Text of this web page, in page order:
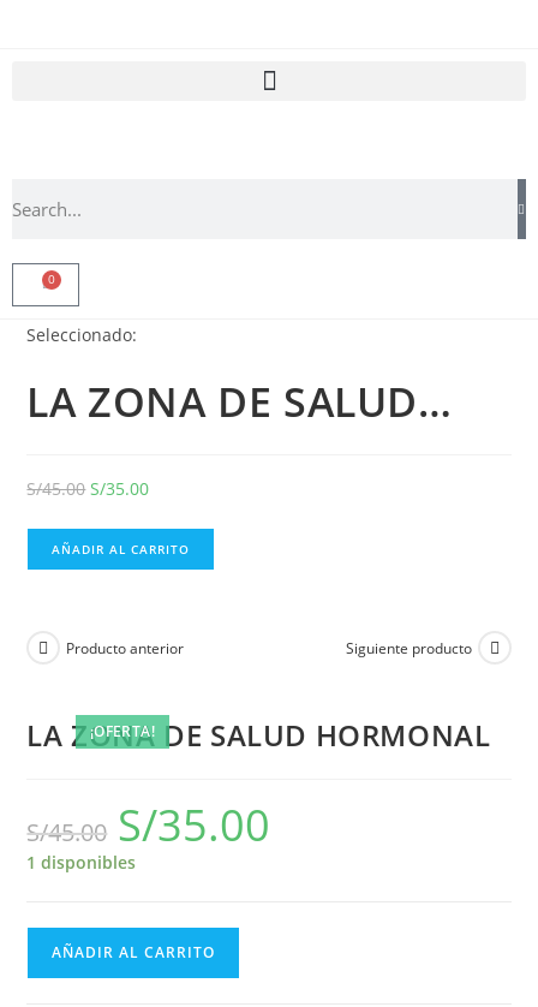
0
Seleccionado:
LA ZONA DE SALUD…
S/45.00 S/35.00
AÑADIR AL CARRITO
¡OFERTA!
Producto anterior Siguiente producto
LA ZONA DE SALUD HORMONAL
S/45.00 S/35.00
1 disponibles
AÑADIR AL CARRITO